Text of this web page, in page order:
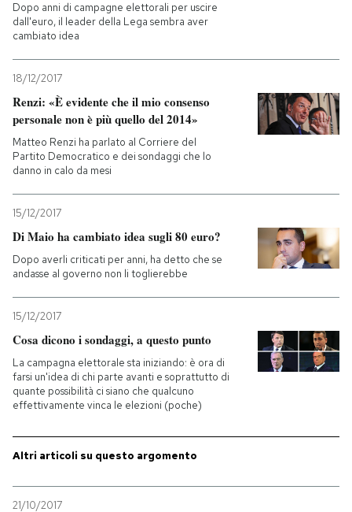
Dopo anni di campagne elettorali per uscire
dall'euro, il leader della Lega sembra aver
cambiato idea
18/12/2017
Renzi: «È evidente che il mio consenso
personale non è più quello del 2014»
Matteo Renzi ha parlato al Corriere del
Partito Democratico e dei sondaggi che lo
danno in calo da mesi
15/12/2017
Di Maio ha cambiato idea sugli 80 euro?
Dopo averli criticati per anni, ha detto che se
andasse al governo non li toglierebbe
15/12/2017
Cosa dicono i sondaggi, a questo punto
La campagna elettorale sta iniziando: è ora di
farsi un'idea di chi parte avanti e soprattutto di
quante possibilità ci siano che qualcuno
effettivamente vinca le elezioni (poche)
Altri articoli su questo argomento
21/10/2017